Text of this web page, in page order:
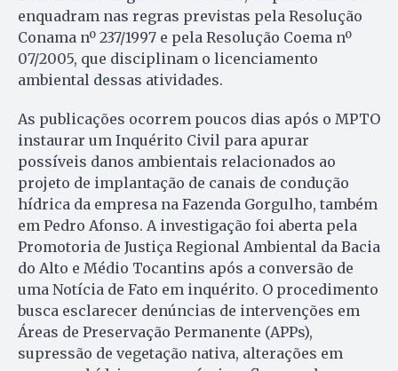
enquadram nas regras previstas pela Resolução
Conama nº 237/1997 e pela Resolução Coema nº
07/2005, que disciplinam o licenciamento
ambiental dessas atividades.
As publicações ocorrem poucos dias após o MPTO
instaurar um Inquérito Civil para apurar
possíveis danos ambientais relacionados ao
projeto de implantação de canais de condução
hídrica da empresa na Fazenda Gorgulho, também
em Pedro Afonso. A investigação foi aberta pela
Promotoria de Justiça Regional Ambiental da Bacia
do Alto e Médio Tocantins após a conversão de
uma Notícia de Fato em inquérito. O procedimento
busca esclarecer denúncias de intervenções em
Áreas de Preservação Permanente (APPs),
supressão de vegetação nativa, alterações em